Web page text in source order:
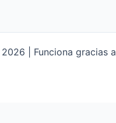
| Funciona gracias a